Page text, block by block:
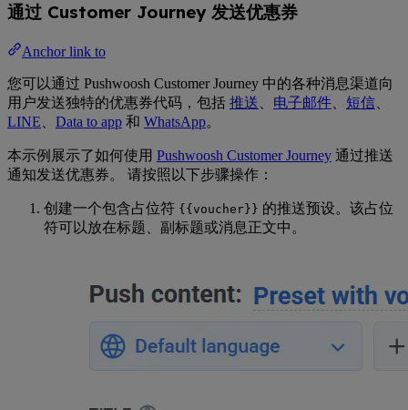
通过 Customer Journey 发送优惠券
Anchor link to
您可以通过 Pushwoosh Customer Journey 中的各种消息渠道向
用户发送独特的优惠券代码，包括 推送 电子邮件 短信
LINE
Data to app 和 WhatsApp。
本示例展示了如何使用 Pushwoosh Customer Journey 通过推送
通知发送优惠券。 请按照以下步骤操作：
创建一个包含占位符 {{voucher}} 的推送预设。该占位
符可以放在标题、副标题或消息正文中。